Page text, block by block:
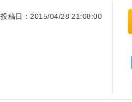
投稿日：2015/04/28 21:08:00